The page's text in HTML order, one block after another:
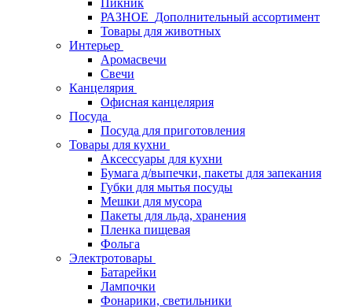
Пикник
РАЗНОЕ_Дополнительный ассортимент
Товары для животных
Интерьер
Аромасвечи
Свечи
Канцелярия
Офисная канцелярия
Посуда
Посуда для приготовления
Товары для кухни
Аксессуары для кухни
Бумага д/выпечки, пакеты для запекания
Губки для мытья посуды
Мешки для мусора
Пакеты для льда, хранения
Пленка пищевая
Фольга
Электротовары
Батарейки
Лампочки
Фонарики, светильники